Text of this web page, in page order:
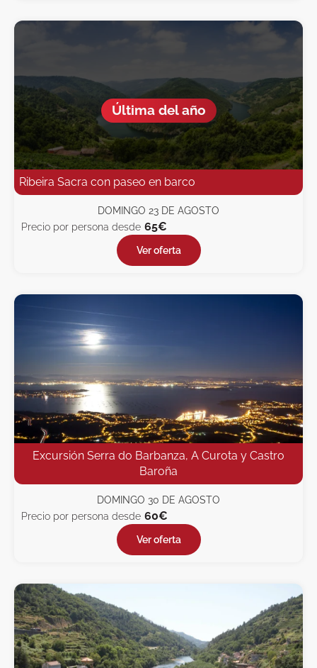
Última del año
Ribeira Sacra con paseo en barco
DOMINGO 23 DE AGOSTO
Precio por persona desde 65€
Ver oferta
Excursión Serra do Barbanza, A Curota y Castro
Baroña
DOMINGO 30 DE AGOSTO
Precio por persona desde 60€
Ver oferta